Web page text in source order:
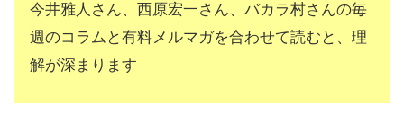
今井雅人さん、西原宏一さん、バカラ村さんの毎
週のコラムと有料メルマガを合わせて読むと、理
解が深まります